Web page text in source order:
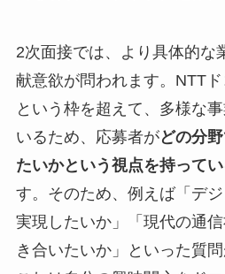
2次面接では、より具体的な
献意欲が問われます。NTT
という枠を超えて、多様な
いるため、応募者がどの分
たいかという視点を持って
す。そのため、例えば「デ
実現したいか」「現代の通
き合いたいか」といった質